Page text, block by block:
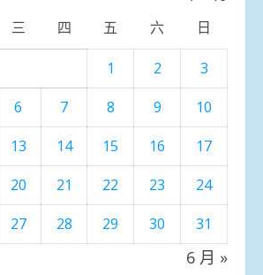
三 四 五 六 日
1 2
3
6 7 8 9
10
13 14 15 16
17
20 21 22 23
24
27 28 29 30 31
6 月 »